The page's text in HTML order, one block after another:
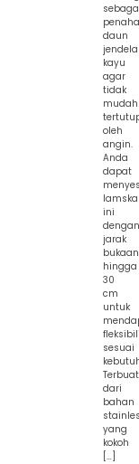
daun
jendela
kayu
agar
tidak
mudah
oleh
angin.
Anda
dapat
ini
dengan
jarak
bukaan
hingga
30
cm
untuk
sesuai
Terbuat
dari
bahan
yang
kokoh
[…]